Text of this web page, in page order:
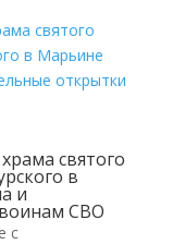
святого
в
и
СВО
с